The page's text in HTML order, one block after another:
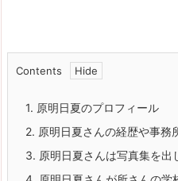
Contents
1. 原明日夏のプロフィール
2. 原明日夏さんの経歴や事務
3. 原明日夏さんは写真集を出